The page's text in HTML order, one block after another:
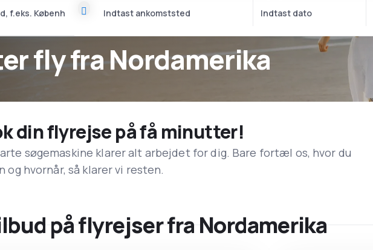
fly fra Nordamerika
din flyrejse på få minutter!
søgemaskine klarer alt arbejdet for dig. Bare fortæl os, hvor du
og hvornår, så klarer vi resten.
på flyrejser fra Nordamerika